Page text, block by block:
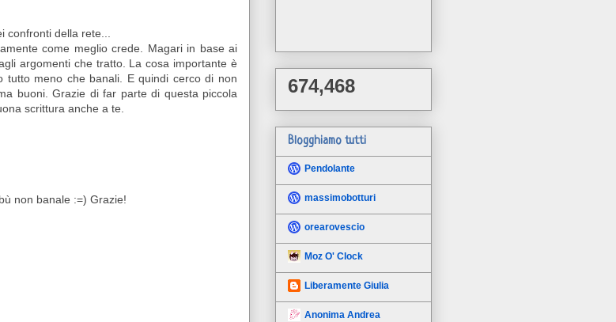
confronti della rete...
come meglio crede. Magari in base ai
argomenti che tratto. La cosa importante è
meno che banali. E quindi cerco di non
buoni. Grazie di far parte di questa piccola
scrittura anche a te.
non banale :=) Grazie!
674,468
Blogghiamo tutti
Pendolante
massimobotturi
orearovescio
Moz O' Clock
Liberamente Giulia
Anonima Andrea